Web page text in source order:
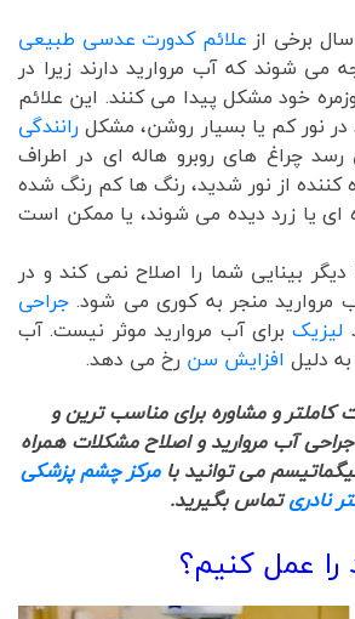
علائم کدورت عدسی طبیعی
می شوند که آب مروارید دارند زیرا در
خود مشکل پیدا می کنند. این علائم
در نور کم یا بسیار روشن، مشکلرانندگی
چراغ های روبرو هاله ای در اطراف
کننده از نور شدید، رنگ ها کم رنگ شده
ای یا زرد دیده می شوند، یا ممکن است
بینایی شما را اصلاح نمی کند و در
مروارید منجر به کوری می شود. جراحی
لیزیکبرای آب مروارید موثر نیست. آب
به دلیل افزایش سن رخ می دهد.
کاملتر و مشاوره برای مناسب ترین و
آب مروارید و اصلاح مشکلات همراه
می توانید بامرکز چشم پزشکی
نادریتماس بگیرید.
را عمل کنیم؟